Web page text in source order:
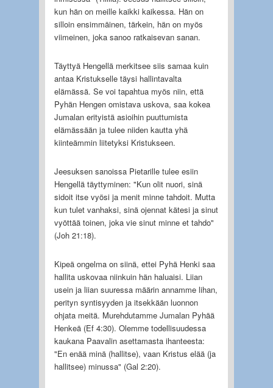
kun hän on meille kaikki kaikessa. Hän on
silloin ensimmäinen, tärkein, hän on myös
viimeinen, joka sanoo ratkaisevan sanan.
Täyttyä Hengellä merkitsee siis samaa kuin
antaa Kristukselle täysi hallintavalta
elämässä. Se voi tapahtua myös niin, että
Pyhän Hengen omistava uskova, saa kokea
Jumalan erityistä asioihin puuttumista
elämässään ja tulee niiden kautta yhä
kiinteämmin liitetyksi Kristukseen.
Jeesuksen sanoissa Pietarille tulee esiin
Hengellä täyttyminen: "Kun olit nuori, sinä
sidoit itse vyösi ja menit minne tahdoit. Mutta
kun tulet vanhaksi, sinä ojennat kätesi ja sinut
vyöttää toinen, joka vie sinut minne et tahdo"
(Joh 21:18).
Kipeä ongelma on siinä, ettei Pyhä Henki saa
hallita uskovaa niinkuin hän haluaisi. Liian
usein ja liian suuressa määrin annamme lihan,
perityn syntisyyden ja itsekkään luonnon
ohjata meitä. Murehdutamme Jumalan Pyhää
Henkeä (Ef 4:30). Olemme todellisuudessa
kaukana Paavalin asettamasta ihanteesta:
"En enää minä (hallitse), vaan Kristus elää (ja
hallitsee) minussa" (Gal 2:20).